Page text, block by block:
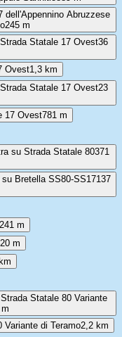
dell'Appennino Abruzzese
245 m
Statale 17 Ovest36
Ovest1,3 km
Statale 17 Ovest23
17 Ovest781 m
su Strada Statale 80371
Bretella SS80-SS17137
241 m
m
Statale 80 Variante
Variante di Teramo2,2 km